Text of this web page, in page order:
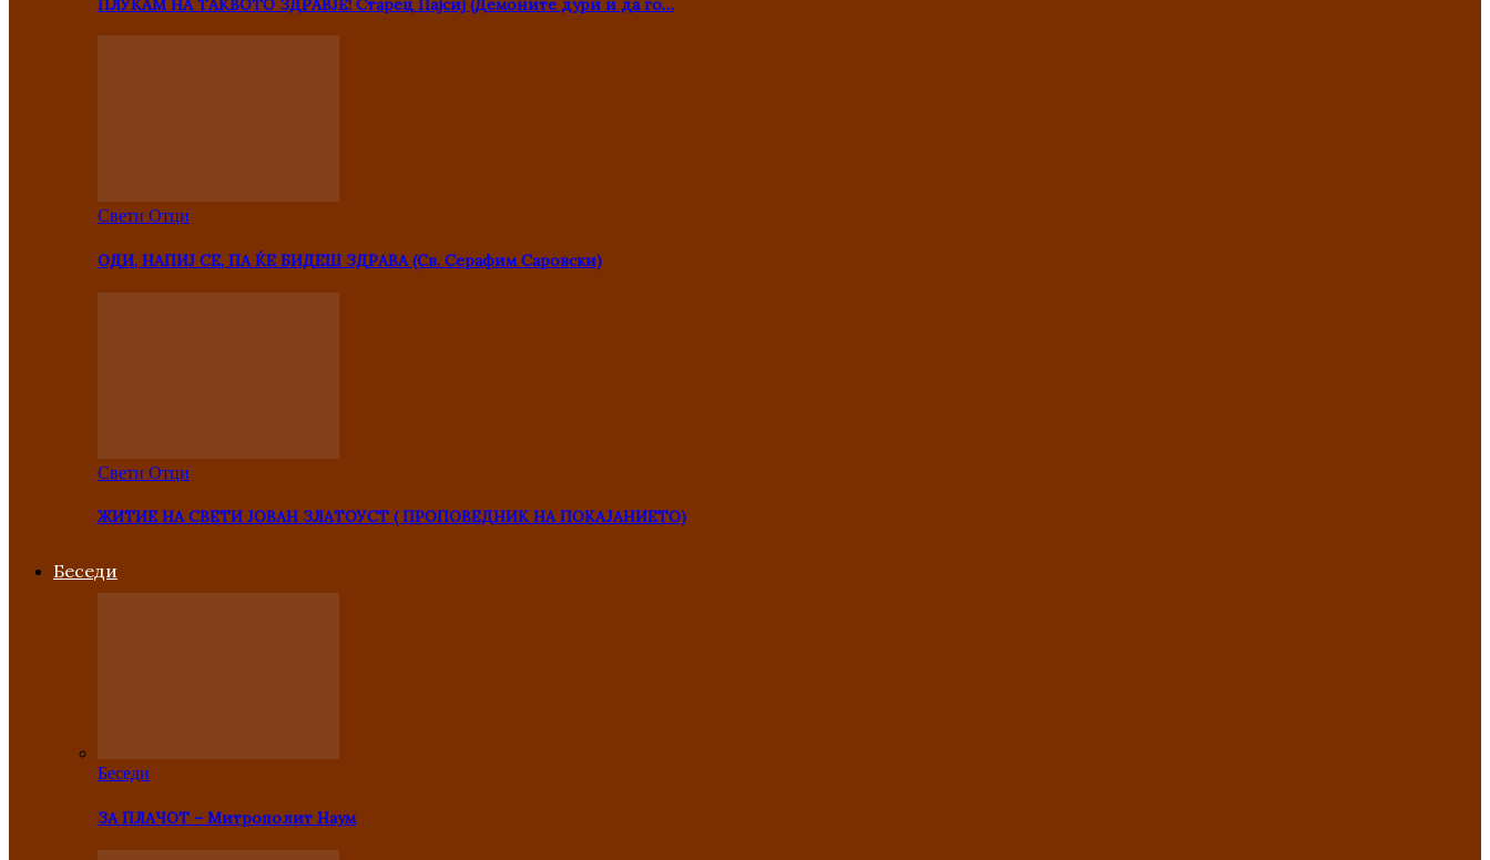
Свети Отци
ОДИ, НАПИЈ СЕ, ПА ЌЕ БИДЕШ ЗДРАВА (Св. Серафим Саровски)
Свети Отци
ЖИТИЕ НА СВЕТИ ЈОВАН ЗЛАТОУСТ ( ПРОПОВЕДНИК НА ПОКАЈАНИЕТО)
Беседи
Беседи
ЗА ПЛАЧОТ – Митрополит Наум